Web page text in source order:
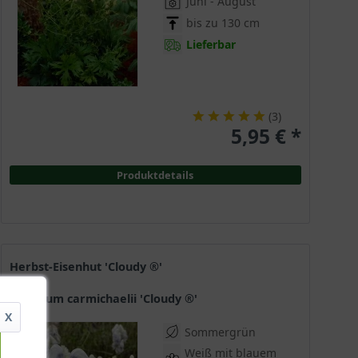
bis zu 130 cm
Lieferbar
(3)
5,95 € *
Produktdetails
Herbst-Eisenhut 'Cloudy ®'
Aconitum carmichaelii 'Cloudy ®'
Sommergrün
Weiß mit blauem
X